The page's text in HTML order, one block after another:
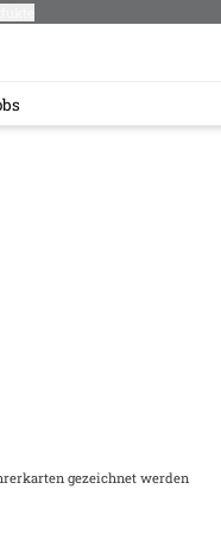
gezeichnet werden